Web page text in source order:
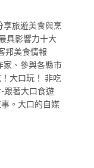
享旅遊美食與烹
具影響力十大
邦美食情報
家、參與各縣市
大口玩！ 非吃
跟著大口食遊
。大口的自媒